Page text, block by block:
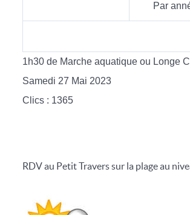
Par
1h30 de Marche aquatique ou Longe
Samedi 27 Mai 2023
Clics : 1365
RDV au Petit Travers sur la plage au